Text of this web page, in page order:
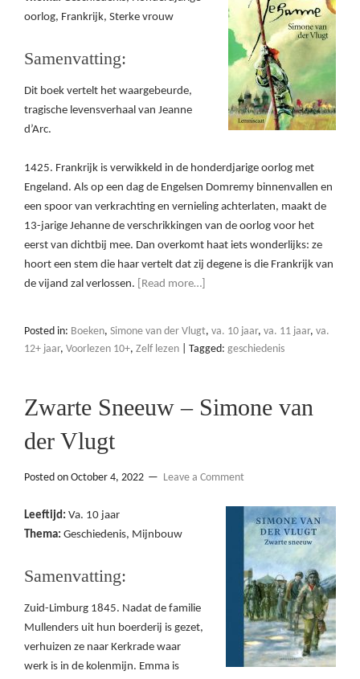
oorlog, Frankrijk, Sterke vrouw
Samenvatting:
Dit boek vertelt het waargebeurde,
tragische levensverhaal van Jeanne
d’Arc.
1425. Frankrijk is verwikkeld in de honderdjarige oorlog met
Engeland. Als op een dag de Engelsen Domremy binnenvallen en
een spoor van verkrachting en vernieling achterlaten, maakt de
13-jarige Jehanne de verschrikkingen van de oorlog voor het
eerst van dichtbij mee. Dan overkomt haat iets wonderlijks: ze
hoort een stem die haar vertelt dat zij degene is die Frankrijk van
de vijand zal verlossen.
[Read more…]
Posted in: Boeken, Simone van der Vlugt, va. 10 jaar, va. 11 jaar, va.
12+ jaar, Voorlezen 10+, Zelf lezen Tagged: geschiedenis
Zwarte Sneeuw – Simone van
der Vlugt
Posted on October 4, 2022 Leave a Comment
Leeftijd: Va. 10 jaar
Thema: Geschiedenis, Mijnbouw
Samenvatting:
Zuid-Limburg 1845. Nadat de familie
Mullenders uit hun boerderij is gezet,
verhuizen ze naar Kerkrade waar
werk is in de kolenmijn. Emma is